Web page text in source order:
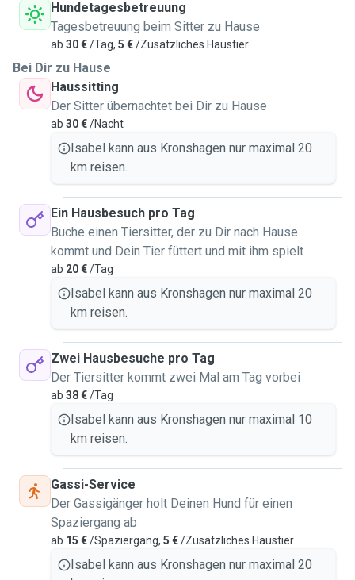
I offer loving and flexible pet care for dogs and cats,
including:
🐾 Check-in visits
🐾 Day care
🐾 Holiday stays at my place
Whether your pet loves playtime, cuddles, quiet company,
or long walks, I’ll make sure they feel safe, happy, and
My rates start at €12 per hour and are negotiable. I’m
reliable, caring, and genuinely happy to spend time with
furry friends — so you can relax knowing they’re in good
hands (and probably getting extra belly rubs too 🐶🐱).
Hundetagesbetreuung
Tagesbetreuung beim Sitter zu Hause
ab 30 €/Tag, 5 €/Zusätzliches Haustier
Bei Dir zu Hause
Haussitting
Der Sitter übernachtet bei Dir zu Hause
ab 30 €/Nacht
Isabel kann aus Kronshagen nur maximal 20
km reisen.
Ein Hausbesuch pro Tag
Buche einen Tiersitter, der zu Dir nach Hause
kommt und Dein Tier füttert und mit ihm spielt
ab 20 €/Tag
Isabel kann aus Kronshagen nur maximal 20
km reisen.
Zwei Hausbesuche pro Tag
Der Tiersitter kommt zwei Mal am Tag vorbei
ab 38 €/Tag
Isabel kann aus Kronshagen nur maximal 10
km reisen.
Gassi-Service
Der Gassigänger holt Deinen Hund für einen
Spaziergang ab
ab 15 €/Spaziergang, 5 €/Zusätzliches Haustier
Isabel kann aus Kronshagen nur maximal 20